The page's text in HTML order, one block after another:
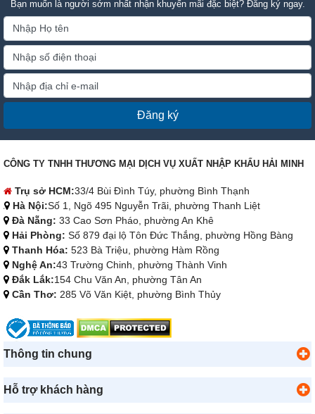
Bạn muốn là người sớm nhất nhận khuyến mãi đặc biệt? Đăng ký ngay.
Đăng ký
CÔNG TY TNHH THƯƠNG MẠI DỊCH VỤ XUẤT NHẬP KHẨU HẢI MINH
Trụ sở HCM:33/4 Bùi Đình Túy, phường Bình Thạnh
Hà Nội:Số 1, Ngõ 495 Nguyễn Trãi, phường Thanh Liệt
Đà Nẵng: 33 Cao Sơn Pháo, phường An Khê
Hải Phòng: Số 879 đại lộ Tôn Đức Thắng, phường Hồng Bàng
Thanh Hóa: 523 Bà Triệu, phường Hàm Rồng
Nghệ An:43 Trường Chinh, phường Thành Vinh
Đắk Lắk:154 Chu Văn An, phường Tân An
Cần Thơ: 285 Võ Văn Kiệt, phường Bình Thủy
Thông tin chung
Hỗ trợ khách hàng